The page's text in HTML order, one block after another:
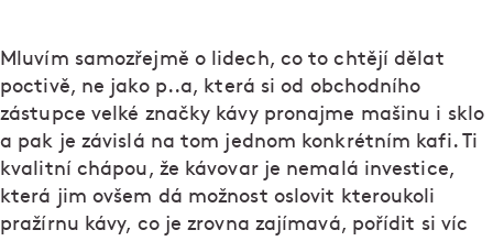
Mluvím samozřejmě o lidech, co to chtějí dělat
poctivě, ne jako p..a, která si od obchodního
zástupce velké značky kávy pronajme mašinu i sklo
a pak je závislá na tom jednom konkrétním kafi. Ti
kvalitní chápou, že kávovar je nemalá investice,
která jim ovšem dá možnost oslovit kteroukoli
pražírnu kávy, co je zrovna zajímavá, pořídit si víc